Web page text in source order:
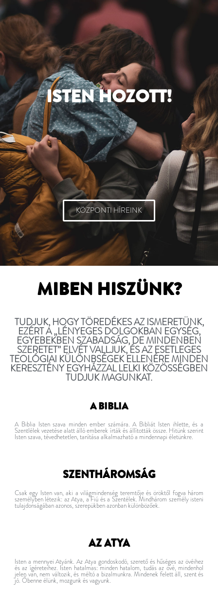
ISTEN HOZOTT!
KÖZPONTI HÍREINK
MIBEN HISZÜNK?
TUDJUK, HOGY TÖREDÉKES AZ ISMERETÜNK,
EZÉRT A „LÉNYEGES DOLGOKBAN EGYSÉG,
EGYEBEKBEN SZABADSÁG, DE MINDENBEN
SZERETET” ELVÉT VALLJUK, ÉS AZ ESETLEGES
TEOLÓGIAI KÜLÖNBSÉGEK ELLENÉRE MINDEN
KERESZTÉNY EGYHÁZZAL LELKI KÖZÖSSÉGBEN
TUDJUK MAGUNKAT.
A BIBLIA
A Biblia Isten szava minden ember számára. A Bibliát Isten ihlette, és a
Szentlélek vezetése alatt álló emberek írták és állították össze. Hitünk szerint
Isten szava, tévedhetetlen, tanítása alkalmazható a mindennapi életünkre.
SZENTHÁROMSÁG
Csak egy Isten van, aki a világmindenség teremtője és öröktől fogva három
személyben létezik: az Atya, a Fiú és a Szentélek. Mindhárom személy isteni
tulajdonságában azonos, szerepükben azonban különbözőek.
AZ ATYA
Isten a mennyei Atyánk. Az Atya gondoskodó, szerető és hűséges az övéihez
és az ígéreteihez. Isten hatalmas: minden hatalom, tudás az övé, mindenhol
jelen van, nem változik, és méltó a bizalmunkra. Mindenek felett áll, szent és
jó. Őbenne élünk, mozgunk és vagyunk.